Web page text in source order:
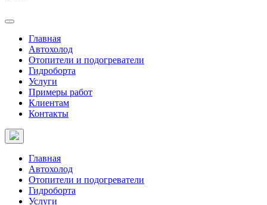
Главная
Автохолод
Отопители и подогреватели
Гидроборта
Услуги
Примеры работ
Клиентам
Контакты
Главная
Автохолод
Отопители и подогреватели
Гидроборта
Услуги